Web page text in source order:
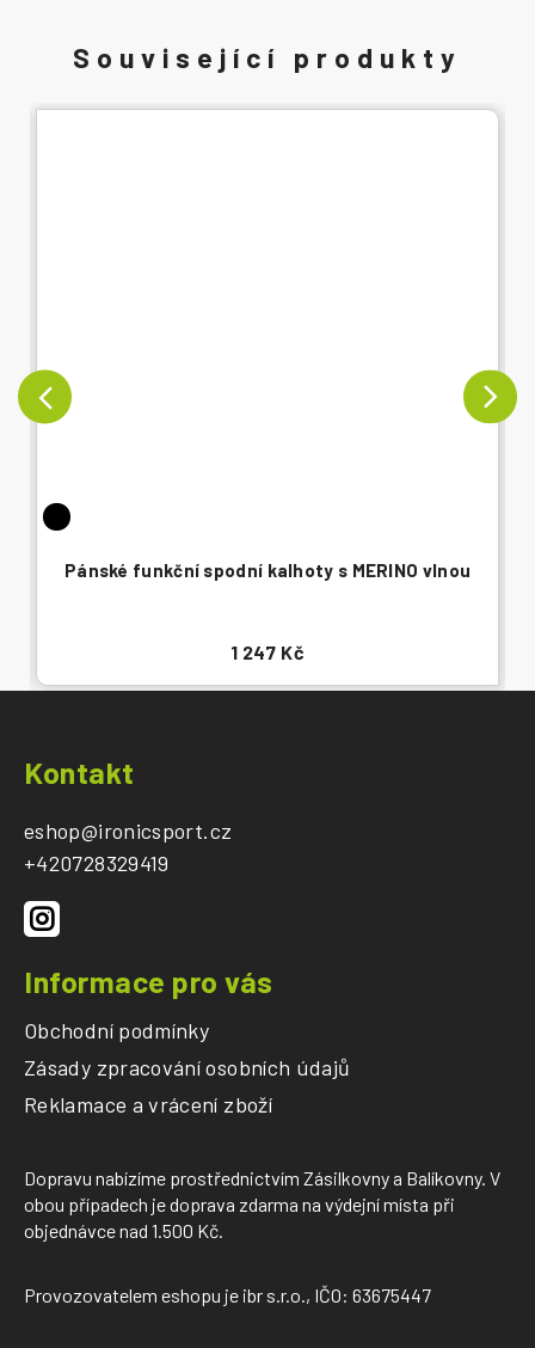
Pánské funkční spodní kalhoty s MERINO vlnou
1 247 Kč
Kontakt
eshop@ironicsport.cz
+420728329419
Informace pro vás
Obchodní podmínky
Zásady zpracování osobních údajů
Reklamace a vrácení zboží
Dopravu nabízíme prostřednictvím Zásilkovny a Balíkovny. V
obou případech je doprava zdarma na výdejní místa při
objednávce nad 1.500 Kč.
Provozovatelem eshopu je ibr s.r.o., IČO: 63675447